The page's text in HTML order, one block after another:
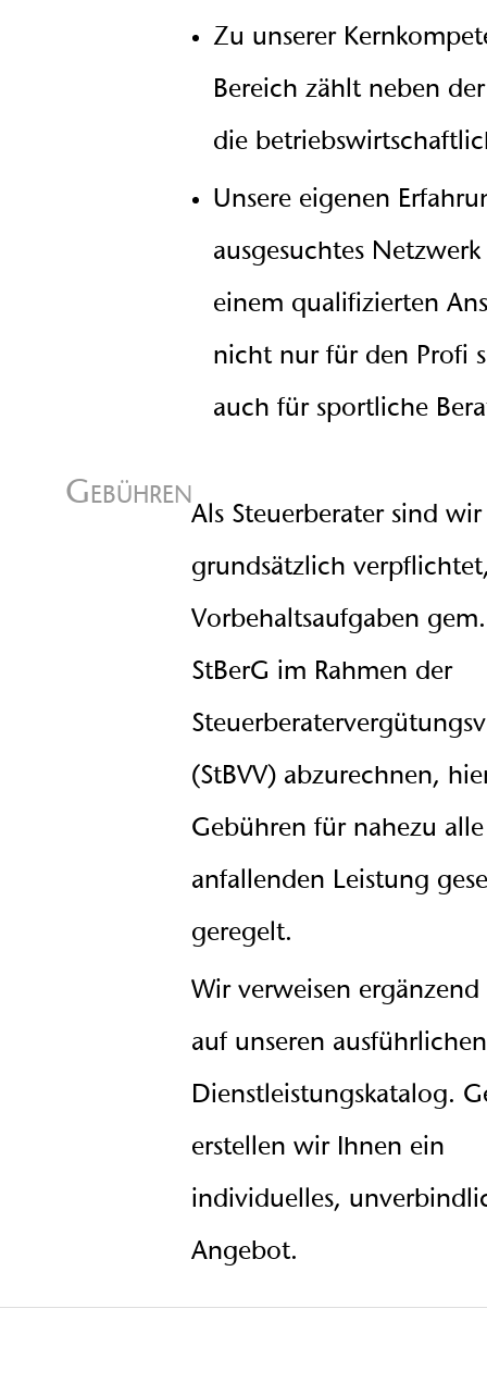
Zu unserer
Bereich zählt neben
die
Unsere eigenen
ausgesuchtes
einem qualifizierten
nicht nur für den Profi
auch für sportliche
Gebühren
Als Steuerberater sind wir
grundsätzlich
Vorbehaltsaufgaben
StBerG im Rahmen der
(StBVV) abzurechnen,
Gebühren für nahezu alle
anfallenden Leistung
geregelt.
Wir verweisen ergänzend
auf unseren ausführlichen
Dienstleistungskatalog.
erstellen wir Ihnen ein
individuelles,
Angebot.